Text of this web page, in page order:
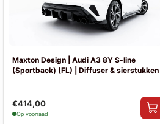
Maxton Design | Audi A3 8Y S-line
(Sportback) (FL) | Diffuser & sierstukken
€414,00
Op voorraad